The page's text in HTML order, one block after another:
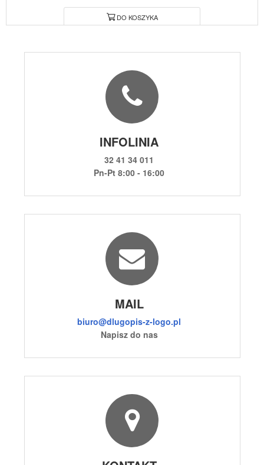
DO KOSZYKA
INFOLINIA
32 41 34 011
Pn-Pt 8:00 - 16:00
MAIL
biuro@dlugopis-z-logo.pl
Napisz do nas